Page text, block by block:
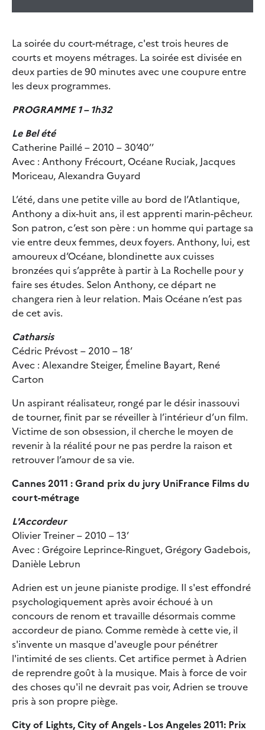
La soirée du court-métrage, c'est trois heures de
courts et moyens métrages. La soirée est divisée en
deux parties de 90 minutes avec une coupure entre
les deux programmes.
PROGRAMME 1 – 1h32
Le Bel été
Catherine Paillé – 2010 – 30’40’’
Avec : Anthony Frécourt, Océane Ruciak, Jacques
Moriceau, Alexandra Guyard
L’été, dans une petite ville au bord de l’Atlantique,
Anthony a dix-huit ans, il est apprenti marin-pêcheur.
Son patron, c’est son père : un homme qui partage sa
vie entre deux femmes, deux foyers. Anthony, lui, est
amoureux d’Océane, blondinette aux cuisses
bronzées qui s’apprête à partir à La Rochelle pour y
faire ses études. Selon Anthony, ce départ ne
changera rien à leur relation. Mais Océane n’est pas
de cet avis.
Catharsis
Cédric Prévost – 2010 – 18’
Avec : Alexandre Steiger, Émeline Bayart, René
Carton
Un aspirant réalisateur, rongé par le désir inassouvi
de tourner, finit par se réveiller à l’intérieur d’un film.
Victime de son obsession, il cherche le moyen de
revenir à la réalité pour ne pas perdre la raison et
retrouver l’amour de sa vie.
Cannes 2011 : Grand prix du jury UniFrance Films du
court-métrage
L'Accordeur
Olivier Treiner – 2010 – 13’
Avec : Grégoire Leprince-Ringuet, Grégory Gadebois,
Danièle Lebrun
Adrien est un jeune pianiste prodige. Il s'est effondré
psychologiquement après avoir échoué à un
concours de renom et travaille désormais comme
accordeur de piano. Comme remède à cette vie, il
s'invente un masque d'aveugle pour pénétrer
l'intimité de ses clients. Cet artifice permet à Adrien
de reprendre goût à la musique. Mais à force de voir
des choses qu'il ne devrait pas voir, Adrien se trouve
pris à son propre piège.
City of Lights, City of Angels - Los Angeles 2011: Prix